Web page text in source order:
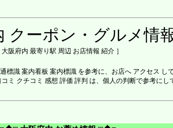
クーポン・グルメ情
大阪府内 最寄り駅 周辺 お店情報 紹介 ］
標識 案内看板 案内標識 を参考に、お店へ アクセス して
ミ クチコミ 感想 評価 評判 は、個人の判断で参考にし